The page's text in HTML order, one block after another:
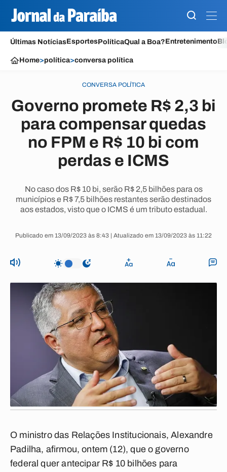
Últimas NotíciasEsportesPolíticaQual a Boa?Entretenimento
Home>política>conversa política
CONVERSA POLÍTICA
Governo promete R$ 2,3 bi
para compensar quedas
no FPM e R$ 10 bi com
perdas e ICMS
No caso dos R$ 10 bi, serão R$ 2,5 bilhões para os
municípios e R$ 7,5 bilhões restantes serão destinados
aos estados, visto que o ICMS é um tributo estadual.
Publicado em 13/09/2023 às 8:43 | Atualizado em 13/09/2023 às 11:22
O ministro das Relações Institucionais, Alexandre
Padilha, afirmou, ontem (12), que o governo
federal quer antecipar R$ 10 bilhões para